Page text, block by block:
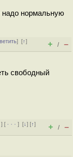
нормальную
][↑]
+ / –
свободный
] [ · · ·][↓] [↑]
+ / –